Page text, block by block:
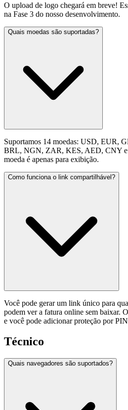
O upload de logo chegará em breve!
na Fase 3 do nosso desenvolvimento.
Quais moedas são suportadas?
Suportamos 14 moedas: USD, EUR,
BRL, NGN, ZAR, KES, AED, CNY e
moeda é apenas para exibição.
Como funciona o link compartilhável?
Você pode gerar um link único para
podem ver a fatura online sem baixar.
e você pode adicionar proteção por
Técnico
Quais navegadores são suportados?